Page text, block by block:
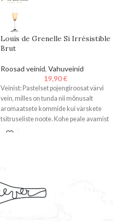
Louis de Grenelle Si Irrésistible
Brut
Roosad veinid, Vahuveinid
19,90€
Veinist: Pastelset pojengiroosat värvi
vein, milles on tunda nii mõnusalt
aromaatsete kommide kui värskete
tsitruseliste noote. Kohe peale avamist
avaldub